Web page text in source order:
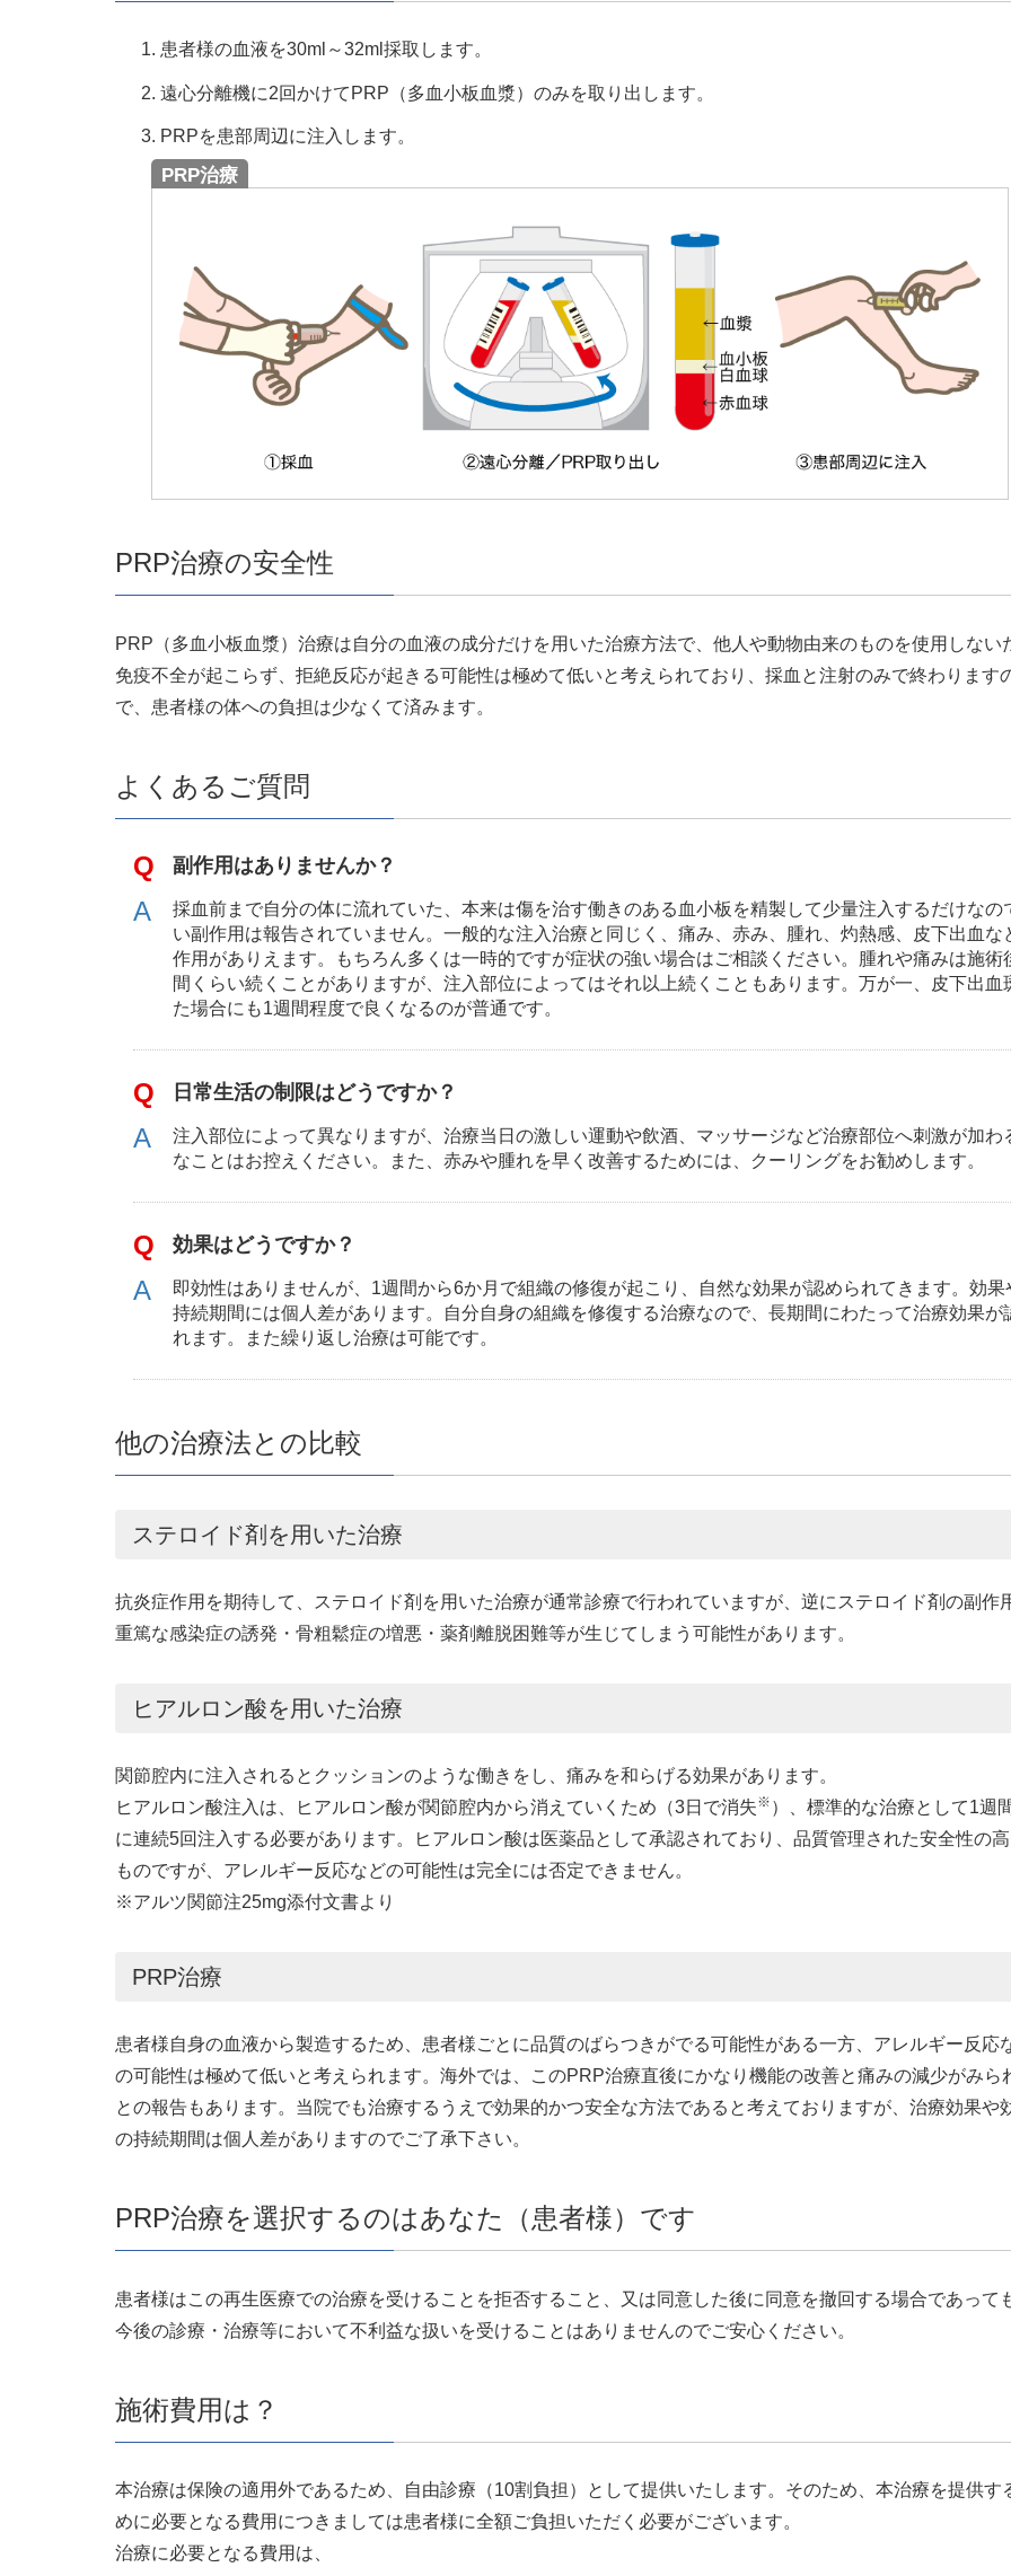
患者様の血液を30ml～32ml採取します。
遠心分離機に2回かけてPRP（多血小板血漿）のみを取り出します。
PRPを患部周辺に注入します。
PRP治療
PRP治療の安全性
PRP（多血小板血漿）治療は自分の血液の成分だけを用いた治療方法で、他人や動物由来のものを使用しない
免疫不全が起こらず、拒絶反応が起きる可能性は極めて低いと考えられており、採血と注射のみで終わります
で、患者様の体への負担は少なくて済みます。
よくあるご質問
副作用はありませんか？
採血前まで自分の体に流れていた、本来は傷を治す働きのある血小板を精製して少量注入するだけなの
い副作用は報告されていません。一般的な注入治療と同じく、痛み、赤み、腫れ、灼熱感、皮下出血な
作用がありえます。もちろん多くは一時的ですが症状の強い場合はご相談ください。腫れや痛みは施術
間くらい続くことがありますが、注入部位によってはそれ以上続くこともあります。万が一、皮下出血
た場合にも1週間程度で良くなるのが普通です。
日常生活の制限はどうですか？
注入部位によって異なりますが、治療当日の激しい運動や飲酒、マッサージなど治療部位へ刺激が加わ
なことはお控えください。また、赤みや腫れを早く改善するためには、クーリングをお勧めします。
効果はどうですか？
即効性はありませんが、1週間から6か月で組織の修復が起こり、自然な効果が認められてきます。効果
持続期間には個人差があります。自分自身の組織を修復する治療なので、長期間にわたって治療効果が
れます。また繰り返し治療は可能です。
他の治療法との比較
ステロイド剤を用いた治療
抗炎症作用を期待して、ステロイド剤を用いた治療が通常診療で行われていますが、逆にステロイド剤の副作
重篤な感染症の誘発・骨粗鬆症の増悪・薬剤離脱困難等が生じてしまう可能性があります。
ヒアルロン酸を用いた治療
関節腔内に注入されるとクッションのような働きをし、痛みを和らげる効果があります。
ヒアルロン酸注入は、ヒアルロン酸が関節腔内から消えていくため（3日で消失※ ）、標準的な治療として1週
に連続5回注入する必要があります。ヒアルロン酸は医薬品として承認されており、品質管理された安全性の
ものですが、アレルギー反応などの可能性は完全には否定できません。
※アルツ関節注25mg添付文書より
PRP治療
患者様自身の血液から製造するため、患者様ごとに品質のばらつきがでる可能性がある一方、アレルギー反応
の可能性は極めて低いと考えられます。海外では、このPRP治療直後にかなり機能の改善と痛みの減少がみら
との報告もあります。当院でも治療するうえで効果的かつ安全な方法であると考えておりますが、治療効果や
の持続期間は個人差がありますのでご了承下さい。
PRP治療を選択するのはあなた（患者様）です
患者様はこの再生医療での治療を受けることを拒否すること、又は同意した後に同意を撤回する場合であって
今後の診療・治療等において不利益な扱いを受けることはありませんのでご安心ください。
施術費用は？
本治療は保険の適用外であるため、自由診療（10割負担）として提供いたします。そのため、本治療を提供す
めに必要となる費用につきましては患者様に全額ご負担いただく必要がございます。
治療に必要となる費用は、